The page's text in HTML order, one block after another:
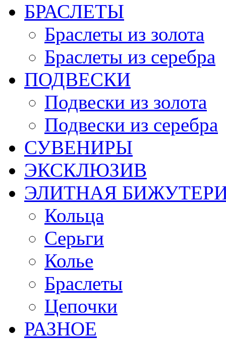
БРАСЛЕТЫ
Браслеты из золота
Браслеты из серебра
ПОДВЕСКИ
Подвески из золота
Подвески из серебра
СУВЕНИРЫ
ЭКСКЛЮЗИВ
ЭЛИТНАЯ
Кольца
Серьги
Колье
Браслеты
Цепочки
РАЗНОЕ